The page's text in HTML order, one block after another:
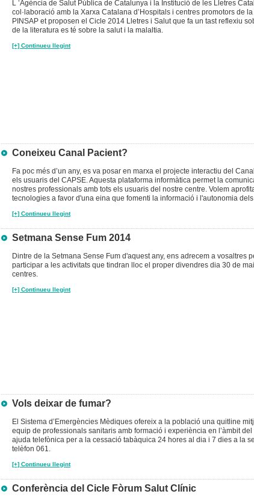
L ’Agència de Salut Pública de Catalunya i la Institució de les Lletres
col·laboració amb la Xarxa Catalana d’Hospitals i centres promotors de
PINSAP et proposen el Cicle 2014 Lletres i Salut que fa un tast reflexiu
de la literatura es té sobre la salut i la malaltia.
[+] Continueu llegint
Coneixeu Canal Pacient?
Fa poc més d’un any, es va posar en marxa el projecte interactiu del
els usuaris del CAPSE. Aquesta plataforma informàtica permet la
nostres professionals amb tots els usuaris del nostre centre. Volem
tecnologies a favor d'una eina que fomenti la informació i l'autonomia
[+] Continueu llegint
Setmana Sense Fum 2014
Dintre de la Setmana Sense Fum d'aquest any, ens adrecem a vosaltres
participar a les activitats que tindran lloc el proper divendres dia 30 de
centres.
[+] Continueu llegint
Vols deixar de fumar?
El Sistema d’Emergències Mèdiques ofereix a la població una quitline
equip de professionals sanitaris amb formació i experiència en l’àmbit
ajuda telefònica per a la cessació tabàquica 24 hores al dia i 7 dies a la
telèfon 061.
[+] Continueu llegint
Conferència del Cicle Fòrum Salut Clínic